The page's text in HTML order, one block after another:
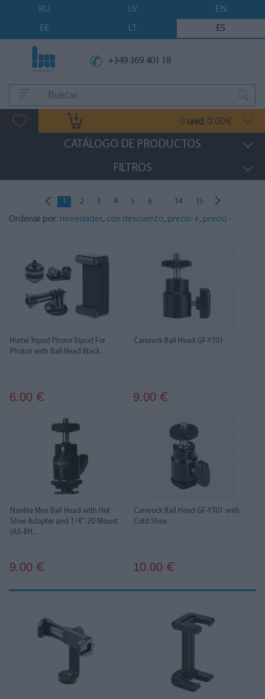
RU LV
EN
EE
LT ES
+349 369 401 18
0 unid. 0.00€
CATÁLOGO DE PRODUCTOS
FILTROS
1 2 3 4 5 6 14 15
Ordenar por: novedades, con descuento, precio +, precio -
Hurtel Tripod Phone Tripod For
Photos with Ball Head Black
6.00 €
Camrock Ball Head GF-YT01
9.00 €
Nanlite Mini Ball Head with Hot
Shoe Adapter and 1/4''-20 Mount
(AS-BH...
9.00 €
Camrock Ball Head GF-YT01 with
Cold Shoe
10.00 €